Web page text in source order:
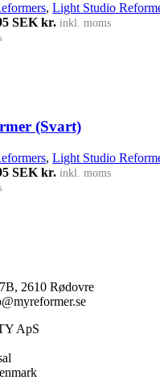
, Light Studio
priset var: 25.495
SEK kr. Det nuvarande
inkl. moms
(Svart)
, Light Studio
priset var: 25.495
SEK kr. Det nuvarande
inkl. moms
2610 Rødovre
ApS